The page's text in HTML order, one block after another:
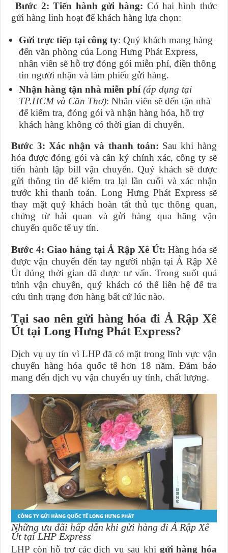
Bước 2: Tiến hành gửi hàng: Có hai hình thức
gửi hàng linh hoạt để khách hàng lựa chọn:
Gửi trực tiếp tại công ty: Quý khách mang hàng
đến văn phòng của Long Hưng Phát Express,
nhân viên sẽ hỗ trợ đóng gói miễn phí, điền thông
tin người nhận và làm phiếu gửi hàng.
Nhận hàng tận nhà miễn phí (áp dụng tại
TP.HCM và Cần Thơ): Nhân viên sẽ đến tận nhà
để kiểm tra, đóng gói và nhận hàng hóa, hỗ trợ
khách hàng không có thời gian di chuyển.
Bước 3: Xác nhận và thanh toán: Sau khi hàng
hóa được đóng gói và cân ký chính xác, công ty sẽ
tiến hành lập bill vận chuyển. Quý khách sẽ được
gửi thông tin để kiểm tra lại lần cuối và xác nhận
trước khi thanh toán. Long Hưng Phát Express sẽ
thay mặt quý khách hoàn tất thủ tục thông quan,
chứng từ hải quan và gửi hàng qua hãng vận
chuyển quốc tế uy tín.
Bước 4: Giao hàng tại Ả Rập Xê Út: Hàng hóa sẽ
được vận chuyển đến tay người nhận tại Ả Rập Xê
Út đúng thời gian đã được tư vấn. Trong suốt quá
trình vận chuyển, quý khách có thể liên hệ để tra
cứu tình trạng đơn hàng bất cứ lúc nào.
Tại sao nên gửi hàng hóa đi Ả Rập Xê
Út tại Long Hưng Phát Express?
Dịch vụ uy tín vì LHP đã có mặt trong lĩnh vực vận
chuyển hàng hóa quốc tế hơn 18 năm. Đảm bảo
mang đến dịch vụ vận chuyển uy tính, chất lượng.
Những ưu đãi hấp dẫn khi gửi hàng đi Ả Rập Xê
Út tại LHP Express
LHP còn hỗ trợ các dịch vụ sau khi gửi hàng hóa